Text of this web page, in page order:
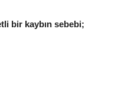
bir kaybın sebebi;